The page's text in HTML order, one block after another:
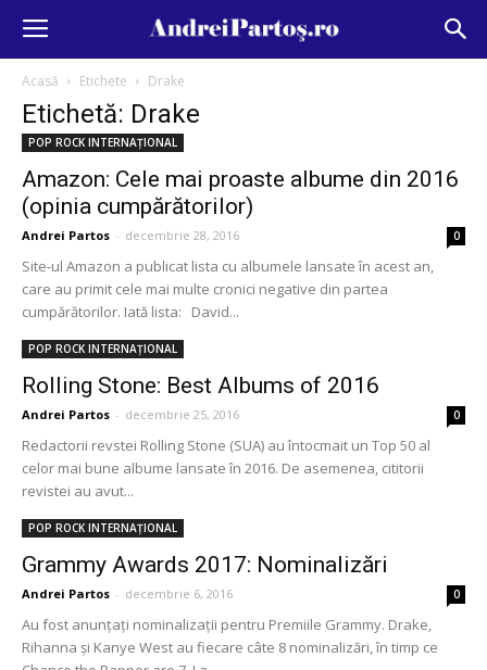
Acasă Etichete Drake
Etichetă: Drake
POP ROCK INTERNAȚIONAL
Amazon: Cele mai proaste albume din 2016
(opinia cumpărătorilor)
Andrei Partos - decembrie 28, 2016 0
Site-ul Amazon a publicat lista cu albumele lansate în acest an,
care au primit cele mai multe cronici negative din partea
cumpărătorilor. Iată lista: David...
POP ROCK INTERNAȚIONAL
Rolling Stone: Best Albums of 2016
Andrei Partos - decembrie 25, 2016 0
Redactorii revstei Rolling Stone (SUA) au întocmait un Top 50 al
celor mai bune albume lansate în 2016. De asemenea, cititorii
revistei au avut...
POP ROCK INTERNAȚIONAL
Grammy Awards 2017: Nominalizări
Andrei Partos - decembrie 6, 2016 0
Au fost anunțați nominalizații pentru Premiile Grammy. Drake,
Rihanna și Kanye West au fiecare câte 8 nominalizări, în timp ce